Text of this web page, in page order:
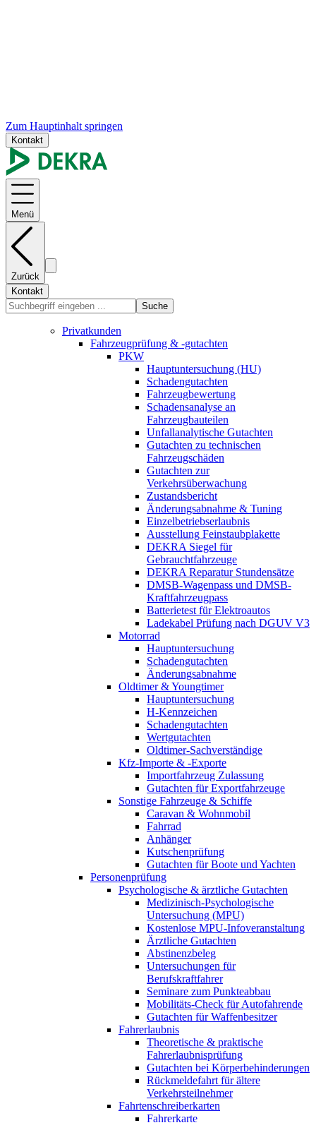
Zum Hauptinhalt springen
Kontakt
Menü
Zurück
Kontakt
Suche
Privatkunden
Fahrzeugprüfung & -gutachten
PKW
Hauptuntersuchung (HU)
Schadengutachten
Fahrzeugbewertung
Schadensanalyse an
Fahrzeugbauteilen
Unfallanalytische Gutachten
Gutachten zu technischen
Fahrzeugschäden
Gutachten zur
Verkehrsüberwachung
Zustandsbericht
Änderungsabnahme & Tuning
Einzelbetriebserlaubnis
Ausstellung Feinstaubplakette
DEKRA Siegel für
Gebrauchtfahrzeuge
DEKRA Reparatur Stundensätze
DMSB-Wagenpass und DMSB-
Kraftfahrzeugpass
Batterietest für Elektroautos
Ladekabel Prüfung nach DGUV V3
Motorrad
Hauptuntersuchung
Schadengutachten
Änderungsabnahme
Oldtimer & Youngtimer
Hauptuntersuchung
H-Kennzeichen
Schadengutachten
Wertgutachten
Oldtimer-Sachverständige
Kfz-Importe & -Exporte
Importfahrzeug Zulassung
Gutachten für Exportfahrzeuge
Sonstige Fahrzeuge & Schiffe
Caravan & Wohnmobil
Fahrrad
Anhänger
Kutschenprüfung
Gutachten für Boote und Yachten
Personenprüfung
Psychologische & ärztliche Gutachten
Medizinisch-Psychologische
Untersuchung (MPU)
Kostenlose MPU-Infoveranstaltung
Ärztliche Gutachten
Abstinenzbeleg
Untersuchungen für
Berufskraftfahrer
Seminare zum Punkteabbau
Mobilitäts-Check für Autofahrende
Gutachten für Waffenbesitzer
Fahrerlaubnis
Theoretische & praktische
Fahrerlaubnisprüfung
Gutachten bei Körperbehinderungen
Rückmeldefahrt für ältere
Verkehrsteilnehmer
Fahrtenschreiberkarten
Fahrerkarte